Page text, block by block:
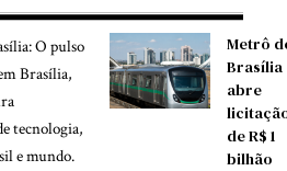
O pulso
Brasília,
tecnologia,
e mundo.
Metrô
Brasília
abre
de R$ 1
bilhão